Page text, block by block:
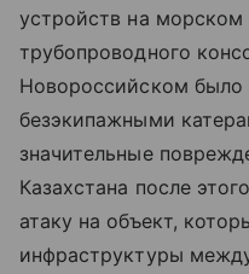
устройств на морском
трубопроводного
Новороссийском было
безэкипажными
значительные
Казахстана после
атаку на объект,
инфраструктуры